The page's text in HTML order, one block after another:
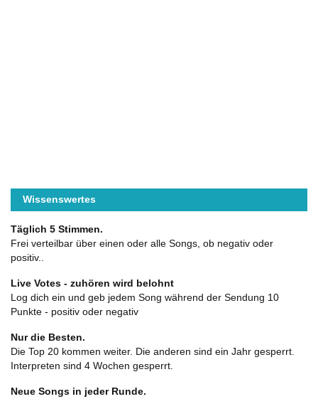
Wissenswertes
Täglich 5 Stimmen.
Frei verteilbar über einen oder alle Songs, ob negativ oder
positiv..
Live Votes - zuhören wird belohnt
Log dich ein und geb jedem Song während der Sendung 10
Punkte - positiv oder negativ
Nur die Besten.
Die Top 20 kommen weiter. Die anderen sind ein Jahr gesperrt.
Interpreten sind 4 Wochen gesperrt.
Neue Songs in jeder Runde.